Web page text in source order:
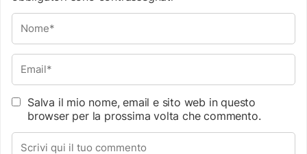
Salva il mio nome, email e sito web in questo
browser per la prossima volta che commento.